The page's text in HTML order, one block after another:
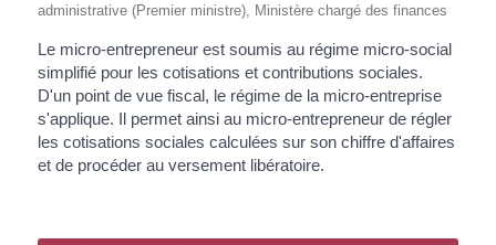
administrative (Premier ministre), Ministère chargé des finances
Le micro-entrepreneur est soumis au régime micro-social
simplifié pour les cotisations et contributions sociales.
D'un point de vue fiscal, le régime de la micro-entreprise
s'applique. Il permet ainsi au micro-entrepreneur de régler
les cotisations sociales calculées sur son chiffre d'affaires
et de procéder au versement libératoire.